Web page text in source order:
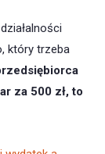
który trzeba
za 500 zł, to